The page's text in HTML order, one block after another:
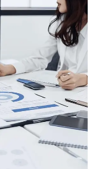
国防部：中国军队坚决反制任何闹海挑衅图谋
宇树科技中一签需缴款7.54万元
两名乘客在飞机上因调节座椅起冲突
女儿为争财产堵门阻挠父亲出殡
秋了吗
“今天得有40℃了吧 为啥还不预警”
局